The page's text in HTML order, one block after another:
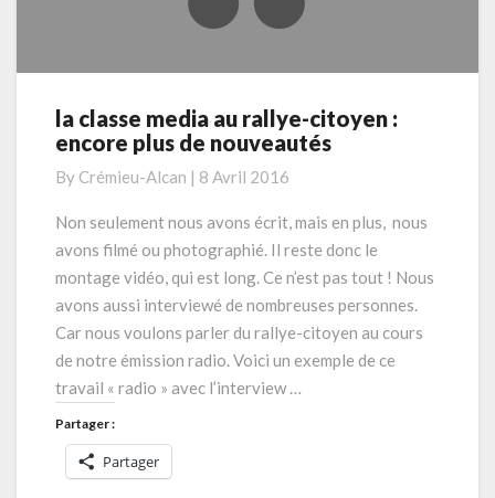
la
classe
au
rallye-
:
encore
plus
de
nouveautés
la classe media au rallye-citoyen :
encore plus de nouveautés
By Crémieu-Alcan | 8 Avril 2016
Non seulement nous avons écrit, mais en plus, nous
avons filmé ou photographié. Il reste donc le
montage vidéo, qui est long. Ce n’est pas tout ! Nous
avons aussi interviewé de nombreuses personnes.
Car nous voulons parler du rallye-citoyen au cours
de notre émission radio. Voici un exemple de ce
travail « radio » avec l’interview …
Partager :
Partager